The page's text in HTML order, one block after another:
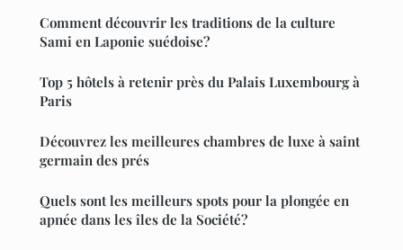
Comment découvrir les traditions de la culture
Sami en Laponie suédoise?
Top 5 hôtels à retenir près du Palais Luxembourg à
Paris
Découvrez les meilleures chambres de luxe à saint
germain des prés
Quels sont les meilleurs spots pour la plongée en
apnée dans les îles de la Société?